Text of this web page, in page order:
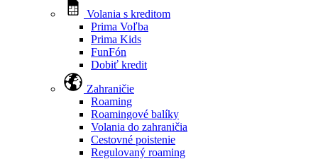
Volania s kreditom
Prima Voľba
Prima Kids
FunFón
Dobiť kredit
Zahraničie
Roaming
Roamingové balíky
Volania do zahraničia
Cestovné poistenie
Regulovaný roaming